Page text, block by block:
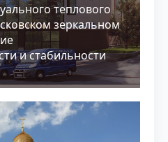
теплового
зеркальном
и стабильности